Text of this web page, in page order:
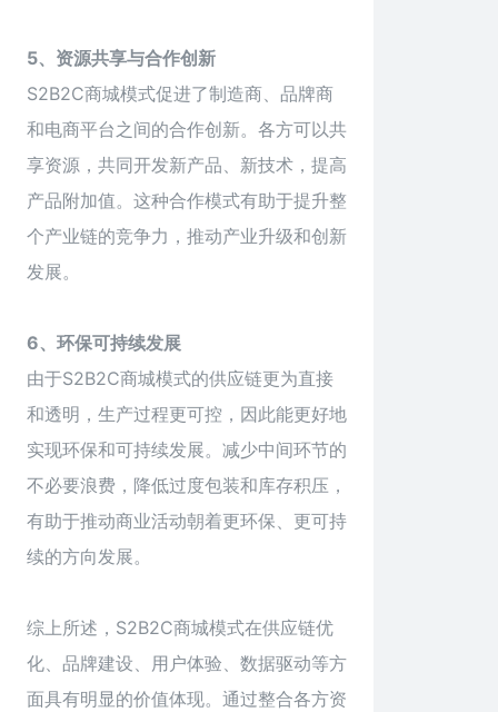
5、资源共享与合作创新
S2B2C商城模式促进了制造商、品牌商
和电商平台之间的合作创新。各方可以共
享资源，共同开发新产品、新技术，提高
产品附加值。这种合作模式有助于提升整
个产业链的竞争力，推动产业升级和创新
发展。
6、环保可持续发展
由于S2B2C商城模式的供应链更为直接
和透明，生产过程更可控，因此能更好地
实现环保和可持续发展。减少中间环节的
不必要浪费，降低过度包装和库存积压，
有助于推动商业活动朝着更环保、更可持
续的方向发展。
综上所述，S2B2C商城模式在供应链优
化、品牌建设、用户体验、数据驱动等方
面具有明显的价值体现。通过整合各方资